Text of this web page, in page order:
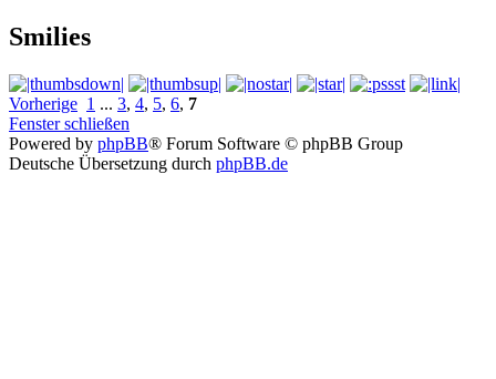
Smilies
Vorherige 1 ... 3, 4, 5, 6, 7
Fenster schließen
Powered by phpBB® Forum Software © phpBB Group
Deutsche Übersetzung durch phpBB.de